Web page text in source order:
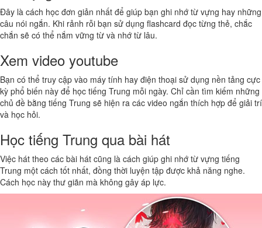
Đây là cách học đơn giản nhất để giúp bạn ghi nhớ từ vựng hay những
câu nói ngắn. Khi rảnh rỗi bạn sử dụng flashcard đọc từng thẻ, chắc
chắn sẽ có thể nắm vững từ và nhớ từ lâu.
Xem video youtube
Bạn có thể truy cập vào máy tính hay điện thoại sử dụng nền tảng cực
kỳ phổ biến này để học tiếng Trung mỗi ngày. Chỉ cần tìm kiếm những
chủ đề bằng tiếng Trung sẽ hiện ra các video ngắn thích hợp để giải trí
và học hỏi.
Học tiếng Trung qua bài hát
Việc hát theo các bài hát cũng là cách giúp ghi nhớ từ vựng tiếng
Trung một cách tốt nhất, đồng thời luyện tập được khả năng nghe.
Cách học này thư giãn mà không gây áp lực.